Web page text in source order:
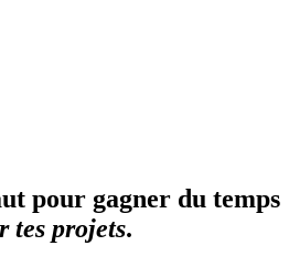
pour gagner du temps
tes projets.